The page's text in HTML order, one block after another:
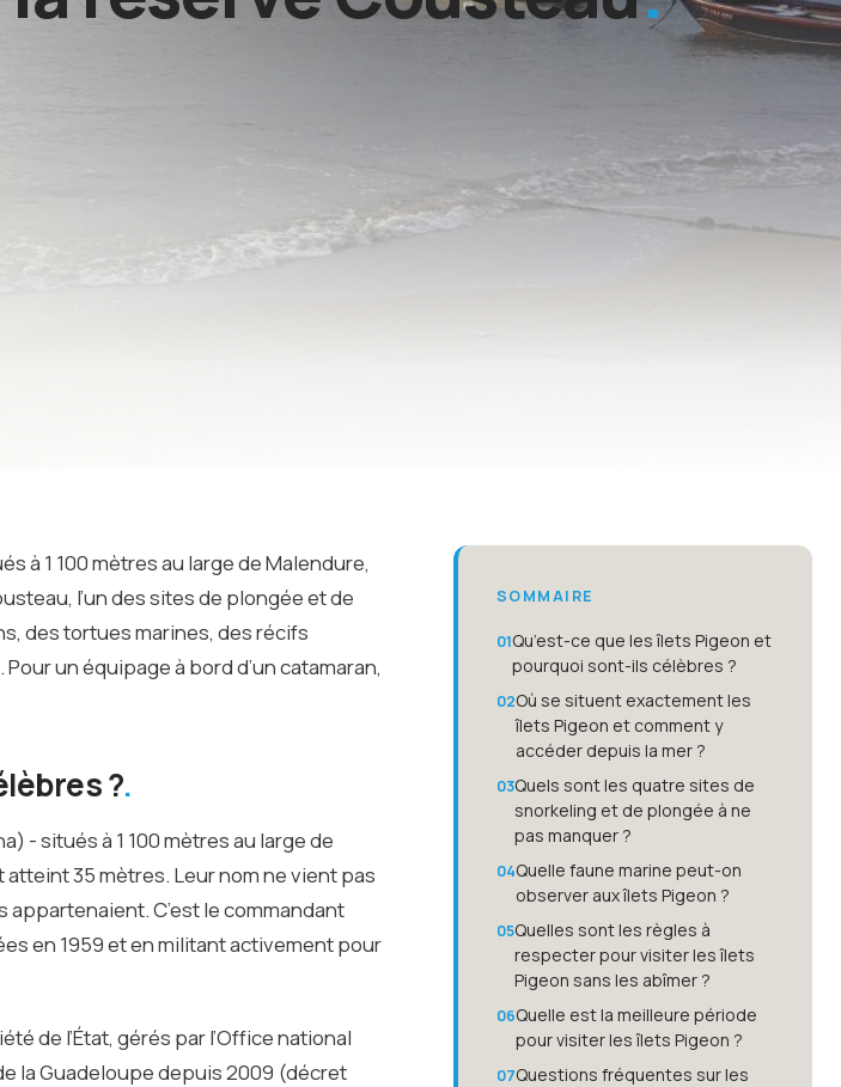
à 1 100 mètres au large de Malendure,
l’un des sites de plongée et de
des tortues marines, des récifs
un équipage à bord d’un catamaran,
?
- situés à 1 100 mètres au large de
35 mètres. Leur nom ne vient pas
appartenaient. C’est le commandant
en 1959 et en militant activement pour
de l’État, gérés par l’Office national
la Guadeloupe depuis 2009 (décret
SOMMAIRE
Qu’est-ce que les îlets Pigeon et
pourquoi sont-ils célèbres ?
Où se situent exactement les
îlets Pigeon et comment y
accéder depuis la mer ?
Quels sont les quatre sites de
snorkeling et de plongée à ne
pas manquer ?
Quelle faune marine peut-on
observer aux îlets Pigeon ?
Quelles sont les règles à
respecter pour visiter les îlets
Pigeon sans les abîmer ?
Quelle est la meilleure période
pour visiter les îlets Pigeon ?
Questions fréquentes sur les